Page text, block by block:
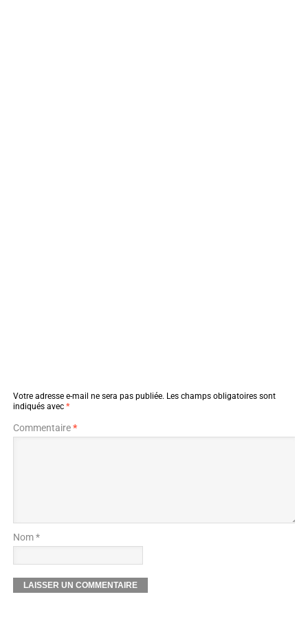
Votre adresse e-mail ne sera pas publiée. Les champs obligatoires sont
indiqués avec *
Commentaire*
Nom *